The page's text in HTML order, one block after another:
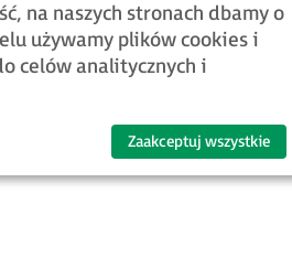
na naszych stronach dbamy o
używamy plików cookies i
celów analitycznych i
Zaakceptuj wszystkie